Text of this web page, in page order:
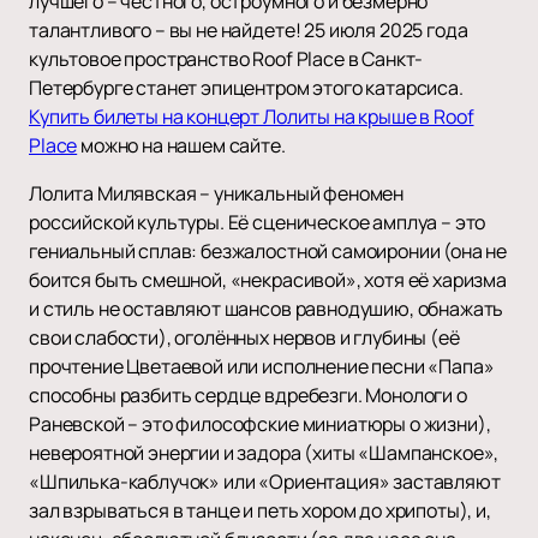
талантливого – вы не найдете! 25 июля 2025 года
культовое пространство Roof Place в Санкт-
Петербурге станет эпицентром этого катарсиса.
Купить билеты на концерт Лолиты на крыше в Roof
Placeможно на нашем сайте.
Лолита Милявская – уникальный феномен
российской культуры. Её сценическое амплуа – это
гениальный сплав: безжалостной самоиронии (она не
боится быть смешной, «некрасивой», хотя её харизма
и стиль не оставляют шансов равнодушию, обнажать
свои слабости), оголённых нервов и глубины (её
прочтение Цветаевой или исполнение песни «Папа»
способны разбить сердце вдребезги. Монологи о
Раневской – это философские миниатюры о жизни),
невероятной энергии и задора (хиты «Шампанское»,
«Шпилька-каблучок» или «Ориентация» заставляют
зал взрываться в танце и петь хором до хрипоты), и,